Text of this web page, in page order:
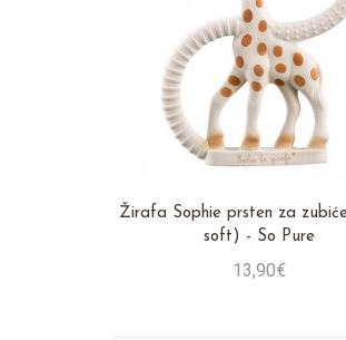
Žirafa Sophie prsten za
soft) - So Pure
13,90€